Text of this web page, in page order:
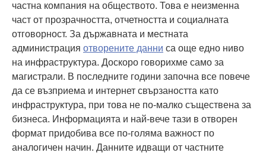
частна компания на обществото. Това е неизменна
част от прозрачността, отчетността и социалната
отговорност. За държавната и местната
администрация отворените данни са още едно ниво
на инфраструктура. Доскоро говорихме само за
магистрали. В последните години започна все повече
да се възприема и интернет свързаността като
инфраструктура, при това не по-малко съществена за
бизнеса. Информацията и най-вече тази в отворен
формат придобива все по-голяма важност по
аналогичен начин. Данните идващи от частните